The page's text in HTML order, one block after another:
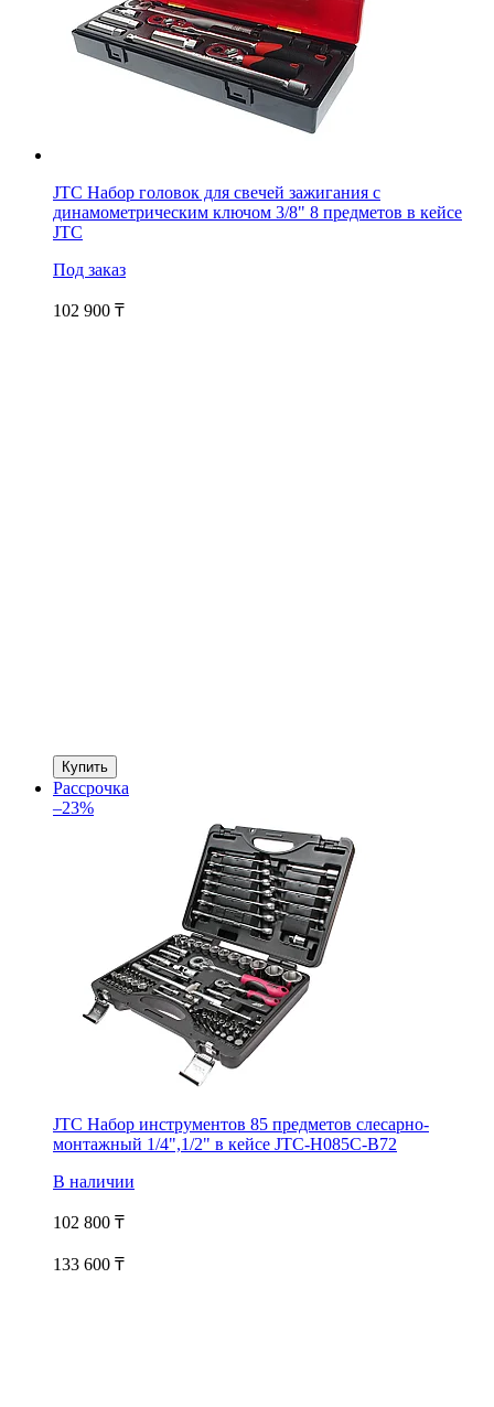
JTC Набор головок для свечей зажигания с
динамометрическим ключом 3/8" 8 предметов в кейсе
JTC
Под заказ
102 900 ₸
Купить
Рассрочка
–23%
JTC Набор инструментов 85 предметов слесарно-
монтажный 1/4",1/2" в кейсе JTC-H085C-B72
В наличии
102 800 ₸
133 600 ₸